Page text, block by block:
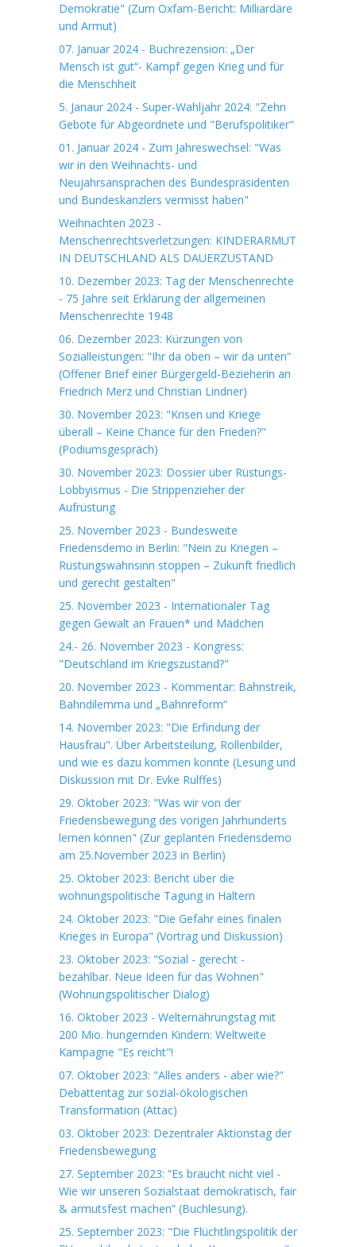
Demokratie" (Zum Oxfam-Bericht: Milliardäre
und Armut)
07. Januar 2024 - Buchrezension: „Der
Mensch ist gut“- Kampf gegen Krieg und für
die Menschheit
5. Janaur 2024 - Super-Wahljahr 2024: "Zehn
Gebote für Abgeordnete und "Berufspolitiker"
01. Januar 2024 - Zum Jahreswechsel: "Was
wir in den Weihnachts- und
Neujahrsansprachen des Bundespräsidenten
und Bundeskanzlers vermisst haben"
Weihnachten 2023 -
Menschenrechtsverletzungen: KINDERARMUT
IN DEUTSCHLAND ALS DAUERZUSTAND
10. Dezember 2023: Tag der Menschenrechte
- 75 Jahre seit Erklärung der allgemeinen
Menschenrechte 1948
06. Dezember 2023: Kürzungen von
Sozialleistungen: "Ihr da oben – wir da unten“
(Offener Brief einer Bürgergeld-Bezieherin an
Friedrich Merz und Christian Lindner)
30. November 2023: "Krisen und Kriege
überall – Keine Chance für den Frieden?"
(Podiumsgespräch)
30. November 2023: Dossier über Rüstungs-
Lobbyismus - Die Strippenzieher der
Aufrüstung
25. November 2023 - Bundesweite
Friedensdemo in Berlin: "Nein zu Kriegen –
Rüstungswahnsinn stoppen – Zukunft friedlich
und gerecht gestalten"
25. November 2023 - Internationaler Tag
gegen Gewalt an Frauen* und Mädchen
24.- 26. November 2023 - Kongress:
"Deutschland im Kriegszustand?"
20. November 2023 - Kommentar: Bahnstreik,
Bahndilemma und „Bahnreform“
14. November 2023: "Die Erfindung der
Hausfrau". Über Arbeitsteilung, Rollenbilder,
und wie es dazu kommen konnte (Lesung und
Diskussion mit Dr. Evke Rulffes)
29. Oktober 2023: "Was wir von der
Friedensbewegung des vorigen Jahrhunderts
lernen können" (Zur geplanten Friedensdemo
am 25.November 2023 in Berlin)
25. Oktober 2023: Bericht über die
wohnungspolitische Tagung in Haltern
24. Oktober 2023: "Die Gefahr eines finalen
Krieges in Europa" (Vortrag und Diskussion)
23. Oktober 2023: "Sozial - gerecht -
bezahlbar. Neue Ideen für das Wohnen"
(Wohnungspolitischer Dialog)
16. Oktober 2023 - Welternährungstag mit
200 Mio. hungernden Kindern: Weltweite
Kampagne "Es reicht"!
07. Oktober 2023: "Alles anders - aber wie?"
Debattentag zur sozial-ökologischen
Transformation (Attac)
03. Oktober 2023: Dezentraler Aktionstag der
Friedensbewegung
27. September 2023: “Es braucht nicht viel -
Wie wir unseren Sozialstaat demokratisch, fair
& armutsfest machen” (Buchlesung).
25. September 2023: "Die Flüchtlingspolitik der